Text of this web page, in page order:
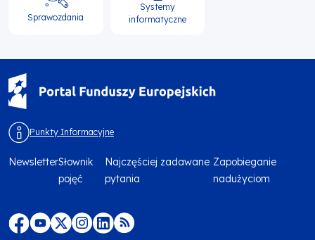
Sprawozdania
Systemy
informatyczne
Punkty Informacyjne
top
NewsletterSłownik
pojęć
Najczęściej zadawane
pytania
Zapobieganie
nadużyciom